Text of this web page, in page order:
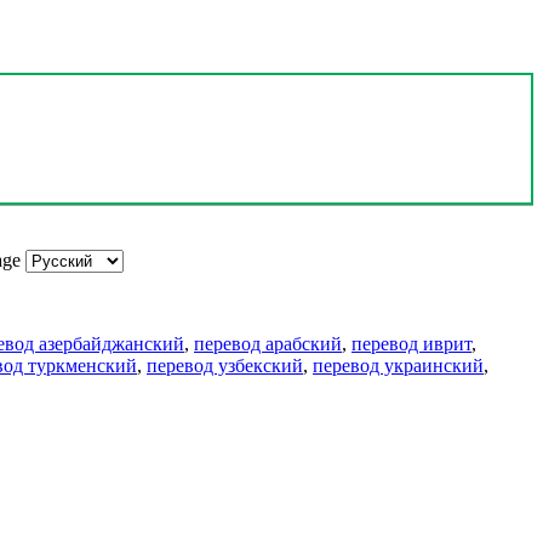
азербайджанский, перевод арабский, перевод иврит,
туркменский, перевод узбекский, перевод украинский,